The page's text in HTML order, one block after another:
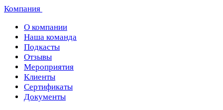
Компания
О компании
Наша команда
Подкасты
Отзывы
Мероприятия
Клиенты
Сертификаты
Документы